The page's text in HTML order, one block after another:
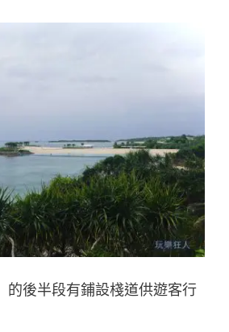
的後半段有鋪設棧道供遊客行